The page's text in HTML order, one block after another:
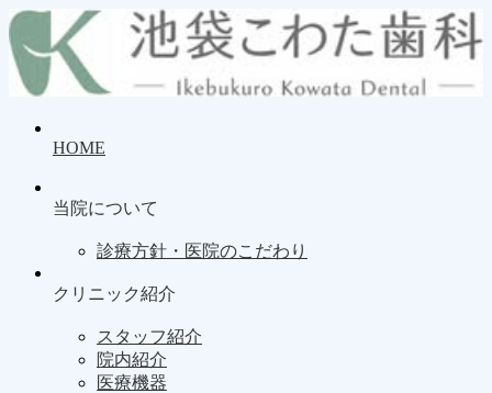
HOME
当院について
診療方針・医院のこだわり
クリニック紹介
スタッフ紹介
院内紹介
医療機器